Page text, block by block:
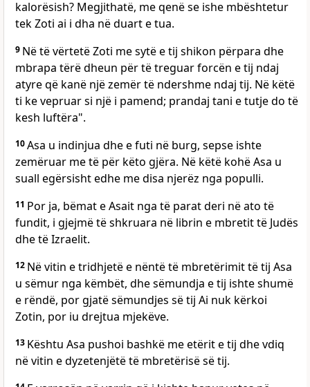
kalorësish? Megjithatë, me qenë se ishe mbështetur
tek Zoti ai i dha në duart e tua.
9 Në të vërtetë Zoti me sytë e tij shikon përpara dhe
mbrapa tërë dheun për të treguar forcën e tij ndaj
atyre që kanë një zemër të ndershme ndaj tij. Në këtë
ti ke vepruar si një i pamend; prandaj tani e tutje do të
kesh luftëra".
10Asa u indinjua dhe e futi në burg, sepse ishte
zemëruar me të për këto gjëra. Në këtë kohë Asa u
suall egërsisht edhe me disa njerëz nga populli.
11 Por ja, bëmat e Asait nga të parat deri në ato të
fundit, i gjejmë të shkruara në librin e mbretit të Judës
dhe të Izraelit.
12 Në vitin e tridhjetë e nëntë të mbretërimit të tij Asa
u sëmur nga këmbët, dhe sëmundja e tij ishte shumë
e rëndë, por gjatë sëmundjes së tij Ai nuk kërkoi
Zotin, por iu drejtua mjekëve.
13 Kështu Asa pushoi bashkë me etërit e tij dhe vdiq
në vitin e dyzetenjëtë të mbretërisë së tij.